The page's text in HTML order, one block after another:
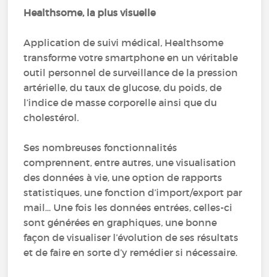
Healthsome, la plus visuelle
Application de suivi médical, Healthsome
transforme votre smartphone en un véritable
outil personnel de surveillance de la pression
artérielle, du taux de glucose, du poids, de
l’indice de masse corporelle ainsi que du
cholestérol.
Ses nombreuses fonctionnalités
comprennent, entre autres, une visualisation
des données à vie, une option de rapports
statistiques, une fonction d’import/export par
mail… Une fois les données entrées, celles-ci
sont générées en graphiques, une bonne
façon de visualiser l’évolution de ses résultats
et de faire en sorte d’y remédier si nécessaire.